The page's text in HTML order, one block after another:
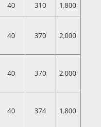
40 310 1,800
40 370 2,000
40 370 2,000
40 374 1,800